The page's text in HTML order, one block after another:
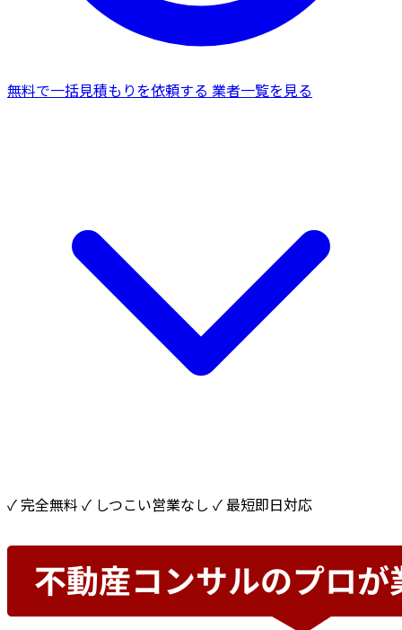
無料で一括見積もりを依頼する 業者一覧を見る
✓ 完全無料 ✓ しつこい営業なし ✓ 最短即日対応